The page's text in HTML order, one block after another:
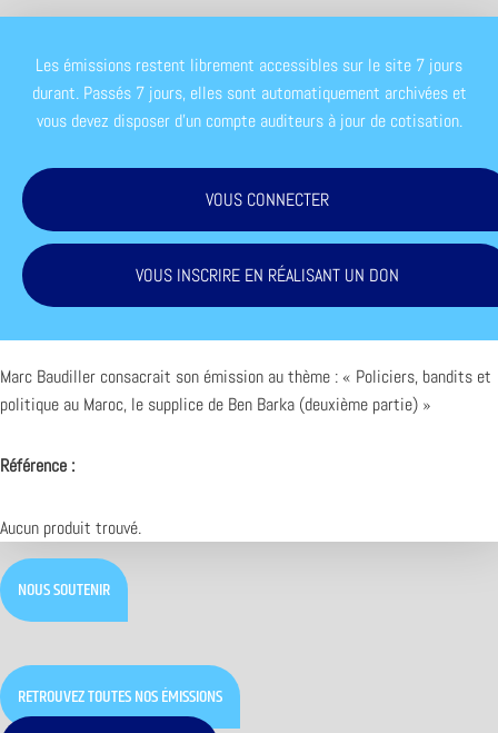
Les émissions restent librement accessibles sur le site 7 jours
durant. Passés 7 jours, elles sont automatiquement archivées et
vous devez disposer d'un compte auditeurs à jour de cotisation.
VOUS CONNECTER
VOUS INSCRIRE EN RÉALISANT UN DON
Marc Baudiller consacrait son émission au thème : « Policiers, bandits et
politique au Maroc, le supplice de Ben Barka (deuxième partie) »
Référence :
Aucun produit trouvé.
NOUS SOUTENIR
RETROUVEZ TOUTES NOS ÉMISSIONS